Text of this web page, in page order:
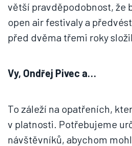
větší pravděpodobnost, že
open air festivaly a
před dvěma třemi roky
Vy, Ondřej Pivec a…
To záleží na opatřeních,
v platnosti. Potřebujeme
návštěvníků, abychom